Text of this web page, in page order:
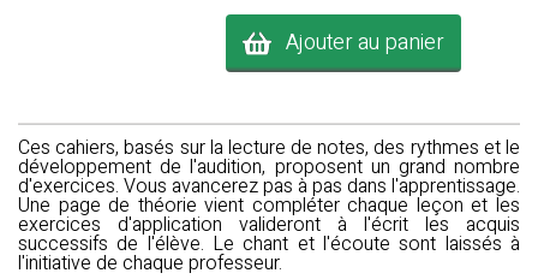
Ajouter au panier
Ces cahiers, basés sur la lecture de notes, des rythmes et le
développement de l'audition, proposent un grand nombre
d'exercices. Vous avancerez pas à pas dans l'apprentissage.
Une page de théorie vient compléter chaque leçon et les
exercices d'application valideront à l'écrit les acquis
successifs de l'élève. Le chant et l'écoute sont laissés à
l'initiative de chaque professeur.